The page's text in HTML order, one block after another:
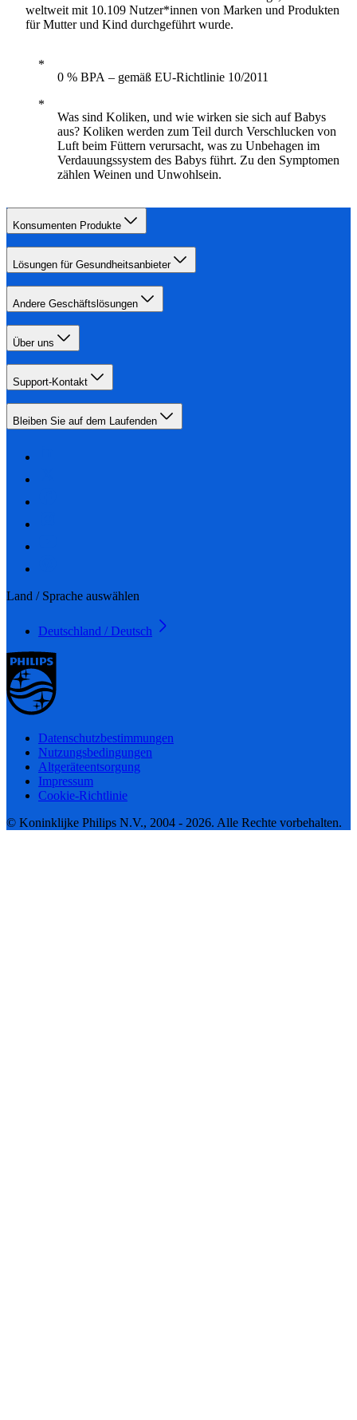
weltweit mit 10.109 Nutzer*innen von Marken und Produkten
für Mutter und Kind durchgeführt wurde.
0 % BPA – gemäß EU-Richtlinie 10/2011
Was sind Koliken, und wie wirken sie sich auf Babys
aus? Koliken werden zum Teil durch Verschlucken von
Luft beim Füttern verursacht, was zu Unbehagen im
Verdauungssystem des Babys führt. Zu den Symptomen
zählen Weinen und Unwohlsein.
Konsumenten Produkte
Lösungen für Gesundheitsanbieter
Andere Geschäftslösungen
Über uns
Support-Kontakt
Bleiben Sie auf dem Laufenden
Land / Sprache auswählen
Deutschland / Deutsch
Datenschutzbestimmungen
Nutzungsbedingungen
Altgeräteentsorgung
Impressum
Cookie-Richtlinie
© Koninklijke Philips N.V., 2004 - 2026. Alle Rechte vorbehalten.